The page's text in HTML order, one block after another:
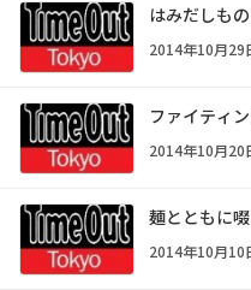
はみだしも
2014年10月29
ファイティ
2014年10月20
麺とともに
2014年10月10